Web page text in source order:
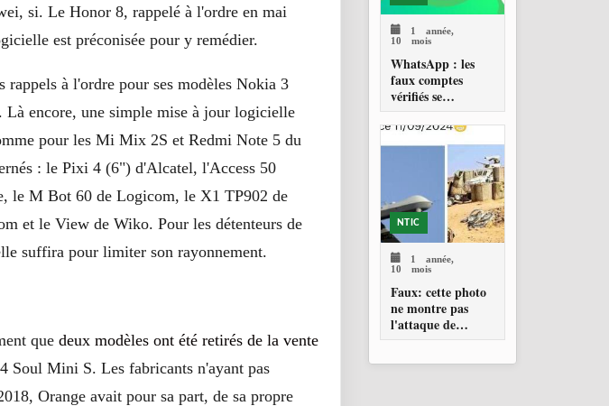
si. Le Honor 8, rappelé à l'ordre en mai
est préconisée pour y remédier.
à l'ordre pour ses modèles Nokia 3
encore, une simple mise à jour logicielle
pour les Mi Mix 2S et Redmi Note 5 du
: le Pixi 4 (6") d'Alcatel, l'Access 50
le M Bot 60 de Logicom, le X1 TP902 de
et le View de Wiko. Pour les détenteurs de
suffira pour limiter son rayonnement.
que deux modèles ont été retirés de la vente
Mini S. Les fabricants n'ayant pas
Orange avait pour sa part, de sa propre
1 année,
10 mois
WhatsApp : les
faux comptes
vérifiés se
multiplient, voici
comment les
reconnaître et vous
NTIC
1 année,
10 mois
Faux: cette photo
ne montre pas
l'attaque de
Goundam au Mali